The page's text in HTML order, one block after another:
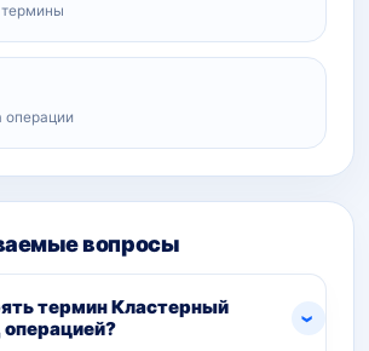
операции
вопросы
термин Кластерный